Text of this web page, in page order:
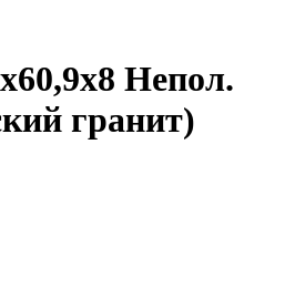
Непол.
гранит)